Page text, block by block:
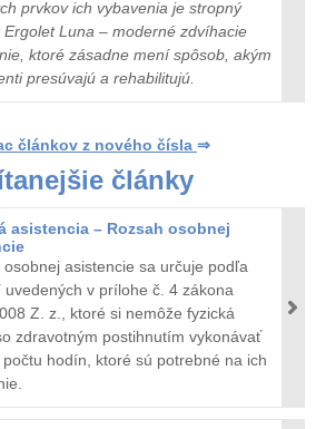
prvkov ich vybavenia je stropný
Ergolet Luna – moderné zdvíhacie
ktoré zásadne mení spôsob, akým
presúvajú a rehabilitujú.
článkov z nového čísla ⇒
články
asistencia – Rozsah osobnej
osobnej asistencie sa určuje podľa
uvedených v prílohe č. 4 zákona
Z. z., ktoré si nemôže fyzická
zdravotným postihnutím vykonávať
hodín, ktoré sú potrebné na ich